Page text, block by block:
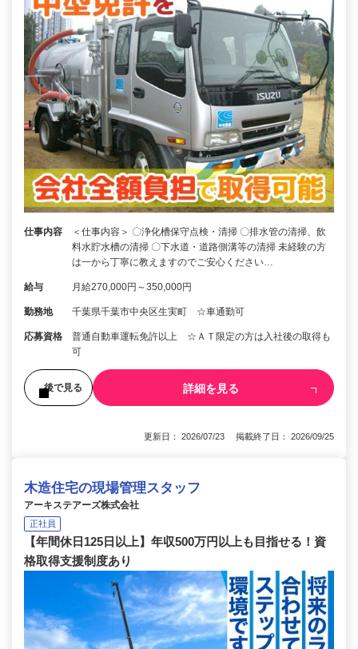
仕事内容
＜仕事内容＞ 〇浄化槽保守点検・清掃 〇排水管の清掃、飲
料水貯水槽の清掃 〇下水道・道路側溝等の清掃 未経験の方
は一から丁寧に教えますのでご安心ください…
給与 月給270,000円～350,000円
勤務地 千葉県千葉市中央区生実町 ☆車通勤可
応募資格
普通自動車運転免許以上 ☆ＡＴ限定の方は入社後の取得も
可
後で見る 詳細を見る
更新日： 2026/07/23 掲載終了日： 2026/09/25
木造住宅の現場管理スタッフ
アーキステアーズ株式会社
正社員
【年間休日125日以上】年収500万円以上も目指せる！資
格取得支援制度あり